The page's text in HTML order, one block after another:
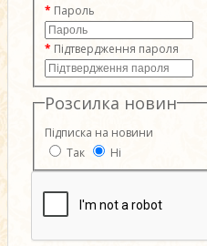
Пароль
Підтвердження пароля
Розсилка новин
Підписка на новини
Так
Ні